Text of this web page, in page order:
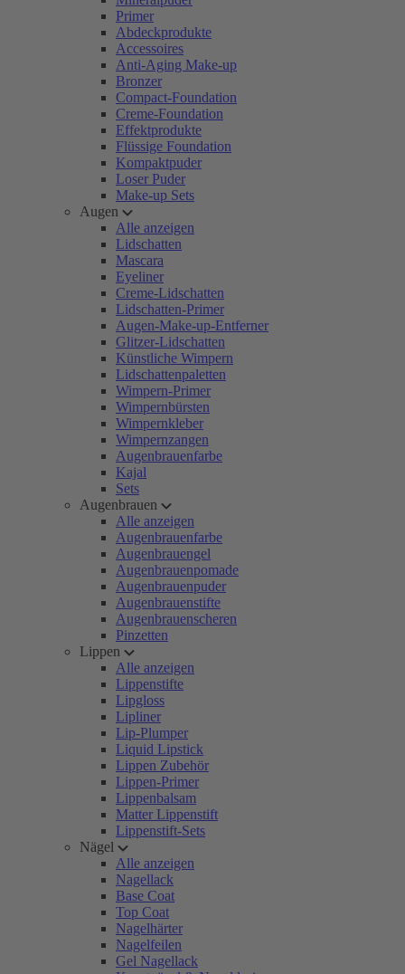
Primer
Abdeckprodukte
Accessoires
Anti-Aging Make-up
Bronzer
Compact-Foundation
Creme-Foundation
Effektprodukte
Flüssige Foundation
Kompaktpuder
Loser Puder
Make-up Sets
Augen
Alle anzeigen
Lidschatten
Mascara
Eyeliner
Creme-Lidschatten
Lidschatten-Primer
Augen-Make-up-Entferner
Glitzer-Lidschatten
Künstliche Wimpern
Lidschattenpaletten
Wimpern-Primer
Wimpernbürsten
Wimpernkleber
Wimpernzangen
Augenbrauenfarbe
Kajal
Sets
Augenbrauen
Alle anzeigen
Augenbrauenfarbe
Augenbrauengel
Augenbrauenpomade
Augenbrauenpuder
Augenbrauenstifte
Augenbrauenscheren
Pinzetten
Lippen
Alle anzeigen
Lippenstifte
Lipgloss
Lipliner
Lip-Plumper
Liquid Lipstick
Lippen Zubehör
Lippen-Primer
Lippenbalsam
Matter Lippenstift
Lippenstift-Sets
Nägel
Alle anzeigen
Nagellack
Base Coat
Top Coat
Nagelhärter
Nagelfeilen
Gel Nagellack